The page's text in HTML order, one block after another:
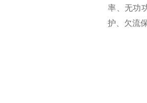
率、无功
护、欠流